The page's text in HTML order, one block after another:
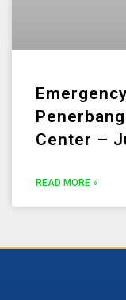
Center –
READ MORE »